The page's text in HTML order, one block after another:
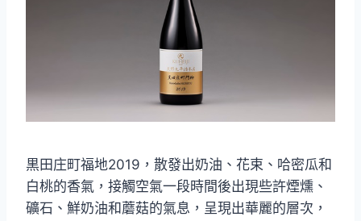
黒田庄町福地2019，散發出奶油、花束、哈密瓜和
白桃的香氣，接觸空氣一段時間後出現些許煙燻、
礦石、鮮奶油和蘑菇的氣息，呈現出華麗的層次，